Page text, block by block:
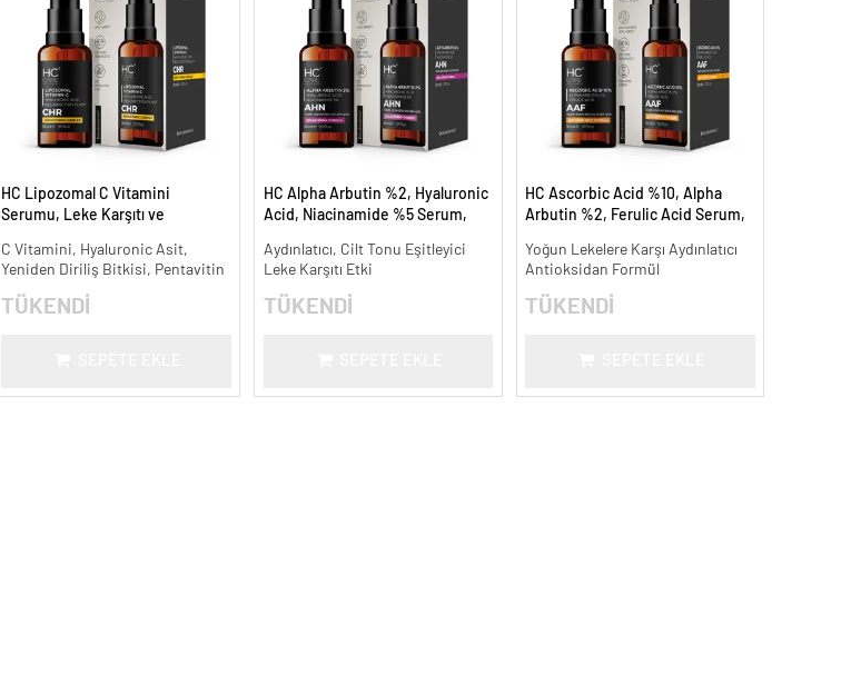
HC Lipozomal C Vitamini
Serumu, Leke Karşıtı ve
C Vitamini, Hyaluronic Asit,
Yeniden Diriliş Bitkisi, Pentavitin
TÜKENDİ
HC Alpha Arbutin %2, Hyaluronic
Acid, Niacinamide %5 Serum,
Aydınlatıcı, Cilt Tonu Eşitleyici
Leke Karşıtı Etki
TÜKENDİ
HC Ascorbic Acid %10, Alpha
Arbutin %2, Ferulic Acid Serum,
ml.
Yoğun Lekelere Karşı Aydınlatıcı
Antioksidan Formül
TÜKENDİ